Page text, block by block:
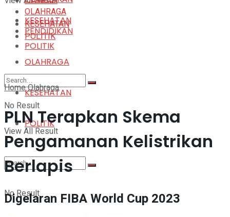
KESEHATAN
POLITIK
No Result
View All Result
PENDIDIKAN
OLAHRAGA
KESEHATAN
POLITIK
No Result
OLAHRAGA
KESEHATAN
POLITIK
HomeOlahraga
PLN Terapkan Skema
Pengamanan Kelistrikan
Berlapis
Digelaran FIBA World Cup 2023